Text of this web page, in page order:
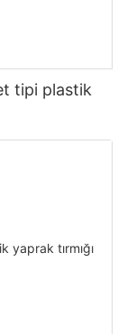
tipi plastik